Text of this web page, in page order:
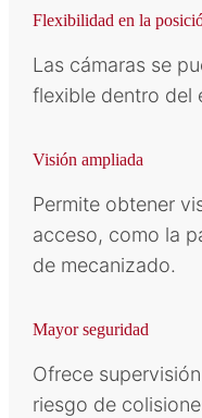
Flexibilidad en la
Las cámaras se
flexible dentro del
Visión ampliada
Permite obtener
acceso, como la
de mecanizado.
Mayor seguridad
Ofrece
riesgo de